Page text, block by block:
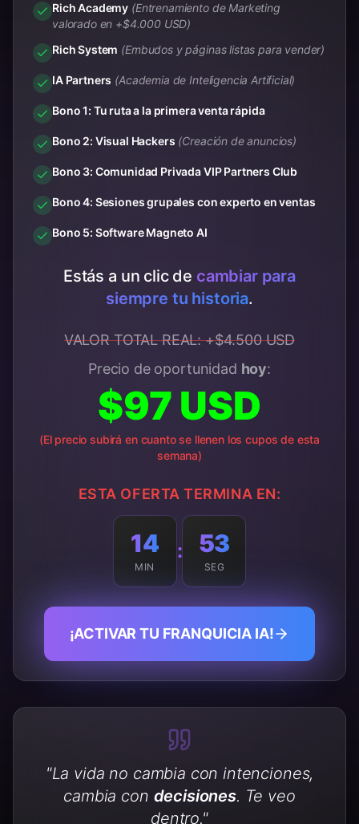
Rich Academy (Entrenamiento de Marketing
valorado en +$4.000 USD)
Rich System (Embudos y páginas listas para vender)
IA Partners (Academia de Inteligencia Artificial)
Bono 1: Tu ruta a la primera venta rápida
Bono 2: Visual Hackers (Creación de anuncios)
Bono 3: Comunidad Privada VIP Partners Club
Bono 4: Sesiones grupales con experto en ventas
Bono 5: Software Magneto AI
Estás a un clic de cambiar para
siempre tu historia.
VALOR TOTAL REAL: +$4.500 USD
Precio de oportunidad hoy:
$97 USD
(El precio subirá en cuanto se llenen los cupos de esta
semana)
ESTA OFERTA TERMINA EN:
14
MIN
: 50
SEG
¡ACTIVAR TU FRANQUICIA IA!
"La vida no cambia con intenciones,
cambia con decisiones. Te veo
dentro."